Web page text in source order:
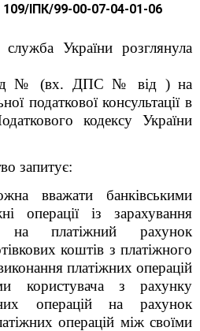
ІПК/99-00-07-04-01-06
України розглянула
№ (вх. ДПС № від ) на
податкової консультації в
кодексу України
запитує:
вважати банківськими
операції із зарахування
на платіжний рахунок
коштів з платіжного
платіжних операцій
користувача з рахунку
операцій на рахунок
операцій між своїми